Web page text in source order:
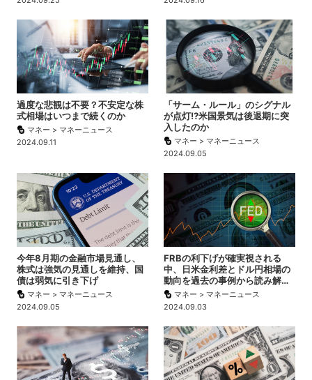
過度な悲観は不要？不安定な株
式相場はいつまで続くのか
マネー > マネーニュース
2024.09.11
「サーム・ルール」のシグナル
が点灯!?米国景気は後退期に突
入したのか
マネー > マネーニュース
2024.09.05
今年8月期の金融市場見通し、
株式は強気の見通しを維持、国
債は弱気に引き下げ
マネー > マネーニュース
2024.09.05
FRBの利下げが確実視される
中、日米金利差とドル円相場の
動向を過去の事例から読み解…
マネー > マネーニュース
2024.09.03